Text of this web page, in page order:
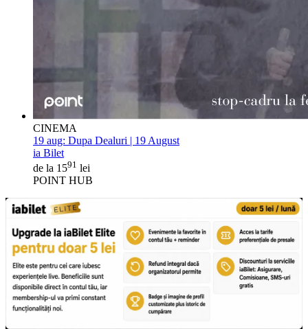
CINEMA
19 aug: Dupa Dealuri | 19 August
ia Bilet
de la 1591 lei
POINT HUB